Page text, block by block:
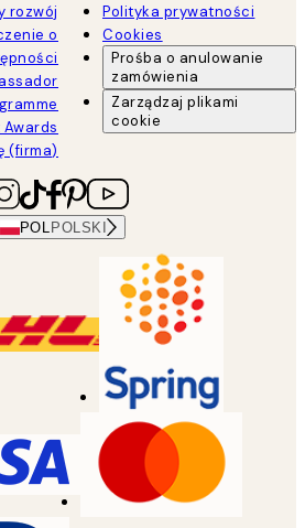
rozwój
o
(firma)
Polityka prywatności
Cookies
Prośba o anulowanie
zamówienia
Zarządzaj plikami
cookie
POL POLSKI